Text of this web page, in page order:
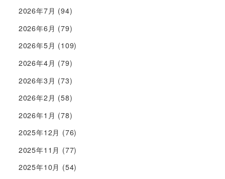
2026年7月 (94)
2026年6月 (79)
2026年5月 (109)
2026年4月 (79)
2026年3月 (73)
2026年2月 (58)
2026年1月 (78)
2025年12月 (76)
2025年11月 (77)
2025年10月 (54)